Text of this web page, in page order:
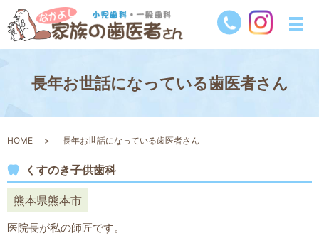
長年お世話になっている歯医者さん
HOME 長年お世話になっている歯医者さん
くすのき子供歯科
熊本県熊本市
医院長が私の師匠です。